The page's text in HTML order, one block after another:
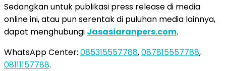
Sedangkan untuk publikasi press release di media
online ini, atau pun serentak di puluhan media lainnya,
dapat menghubungi Jasasiaranpers.com.
WhatsApp Center: 085315557788,087815557788,
08111157788.